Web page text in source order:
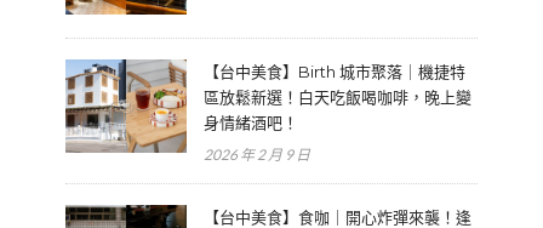
【台中美食】Birth 城市聚落｜機捷特
區放鬆新選！白天吃飯喝咖啡，晚上變
身情緒酒吧！
2026 年 2 月 9 日
【台中美食】食咖｜開心炸彈來襲！逢